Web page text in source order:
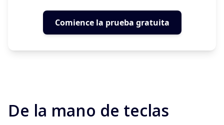
Comience la prueba gratuita
De la mano de teclas